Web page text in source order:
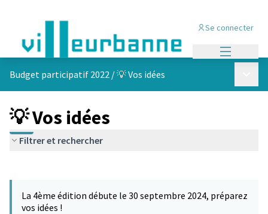
Se connecter
Budget participatif 2022 /💡 Vos idées
💡 Vos idées
Filtrer et rechercher
−
La 4ème édition débute le 30 septembre 2024, préparez
vos idées !